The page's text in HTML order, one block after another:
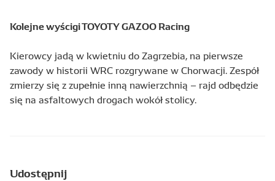
Kolejne wyścigi TOYOTY GAZOO Racing
Kierowcy jadą w kwietniu do Zagrzebia, na pierwsze
zawody w historii WRC rozgrywane w Chorwacji. Zespół
zmierzy się z zupełnie inną nawierzchnią – rajd odbędzie
się na asfaltowych drogach wokół stolicy.
Udostępnij